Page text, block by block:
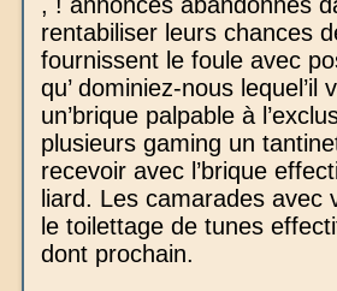
rentabiliser leurs chances
fournissent le foule avec
qu’ dominiez-nous
un’brique palpable à
plusieurs gaming un
recevoir avec l’brique
liard. Les camarades
le toilettage de tunes
dont prochain.